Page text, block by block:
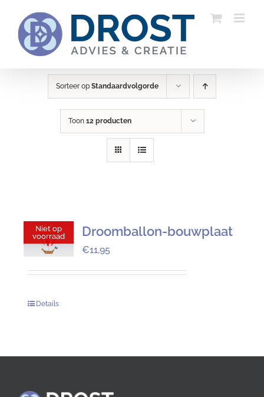
inhoud
Sorteer op Standaardvolgorde
Toon 12 producten
Niet op
voorraad
Droomballon-bouwplaat
€11,95
Details